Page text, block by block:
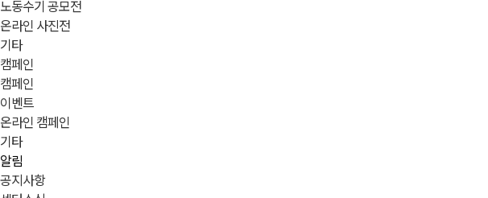
노동수기 공모전
온라인 사진전
기타
캠페인
캠페인
이벤트
온라인 캠페인
기타
알림
공지사항